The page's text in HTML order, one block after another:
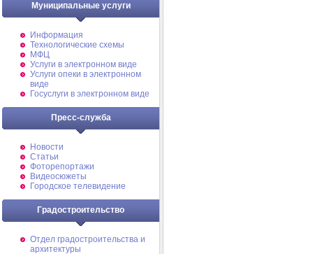
Муниципальные услуги
Информация
Технологические схемы
МФЦ
Услуги в электронном виде
Услуги опеки в электронном
виде
Госуслуги в электронном виде
Пресс-служба
Новости
Статьи
Фоторепортажи
Видеосюжеты
Городское телевидение
Градостроительство
Отдел градостроительства и
архитектуры